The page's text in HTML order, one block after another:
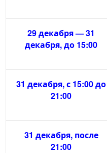
29 декабря — 31
декабря, до 15:00
31 декабря, с 15:00 до
21:00
31 декабря, после
21:00